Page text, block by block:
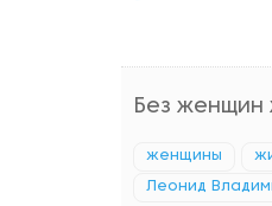
Без женщин
женщины
Леонид